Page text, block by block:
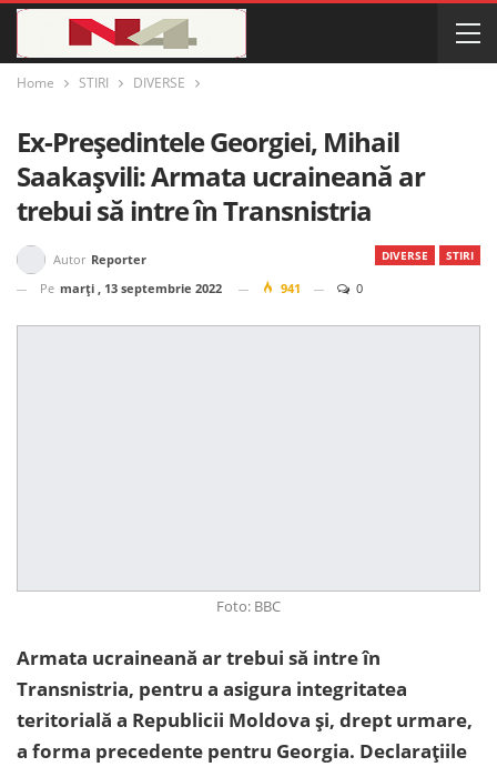
Home STIRI DIVERSE
Ex-Președintele Georgiei, Mihail
Saakașvili: Armata ucraineană ar
trebui să intre în Transnistria
DIVERSE STIRI
Autor Reporter
Pe marți , 13 septembrie 2022 941 0
Foto: BBC
Armata ucraineană ar trebui să intre în
Transnistria, pentru a asigura integritatea
teritorială a Republicii Moldova și, drept urmare,
a forma precedente pentru Georgia. Declarațiile